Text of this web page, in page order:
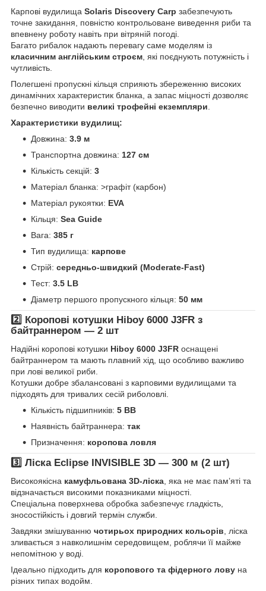
Карпові вудилища Solaris Discovery Carp забезпечують
точне закидання, повністю контрольоване виведення риби та
впевнену роботу навіть при вітряній погоді.
Багато рибалок надають перевагу саме моделям із
класичним англійським строєм, які поєднують потужність і
чутливість.
Полегшені пропускні кільця сприяють збереженню високих
динамічних характеристик бланка, а запас міцності дозволяє
безпечно виводити великі трофейні екземпляри.
Характеристики вудилищ:
Довжина: 3.9 м
Транспортна довжина: 127 см
Кількість секцій: 3
Матеріал бланка: >графіт (карбон)
Матеріал рукоятки: EVA
Кільця: Sea Guide
Вага: 385 г
Тип вудилища: карпове
Стрій: середньо-швидкий (Moderate-Fast)
Тест: 3.5 LB
Діаметр першого пропускного кільця: 50 мм
2️⃣ Коропові котушки Hiboy 6000 J3FR з
байтраннером — 2 шт
Надійні коропові котушки Hiboy 6000 J3FR оснащені
байтраннером та мають плавний хід, що особливо важливо
при лові великої риби.
Котушки добре збалансовані з карповими вудилищами та
підходять для тривалих сесій риболовлі.
Кількість підшипників: 5 BB
Наявність байтраннера: так
Призначення: коропова ловля
3️⃣ Ліска Eclipse INVISIBLE 3D — 300 м (2 шт)
Високоякісна камуфльована 3D-ліска , яка не має пам’яті та
відзначається високими показниками міцності.
Спеціальна поверхнева обробка забезпечує гладкість,
зносостійкість і довгий термін служби.
Завдяки змішуванню чотирьох природних кольорів , ліска
зливається з навколишнім середовищем, роблячи її майже
непомітною у воді.
Ідеально підходить для коропового та фідерного лову на
різних типах водойм.